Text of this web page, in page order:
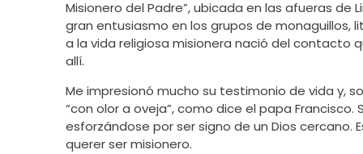
Misionero del Padre”, ubicada en las afueras de
gran entusiasmo en los grupos de monaguillos,
a la vida religiosa misionera nació del contacto
allí.
Me impresionó mucho su testimonio de vida y,
“con olor a oveja”, como dice el papa
esforzándose por ser signo de un Dios
querer ser misionero.